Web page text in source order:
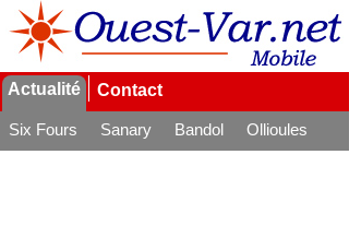
Actualité Contact
Six Fours Sanary Bandol
Ollioules